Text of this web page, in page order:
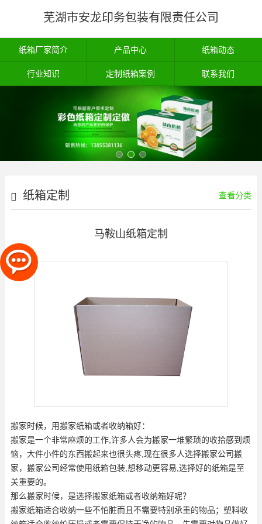
芜湖市安龙印务包装有限责任公司
纸箱厂家简介 产品中心 纸箱动态
行业知识 定制纸箱案例 联系我们
纸箱定制 查看分类
马鞍山纸箱定制
搬家时候，用搬家纸箱或者收纳箱好：
搬家是一个非常麻烦的工作,许多人会为搬家一堆繁琐的收拾感到烦
恼，大件小件的东西搬起来也很头疼,现在很多人选择搬家公司搬
家，搬家公司经常使用纸箱包装,想移动更容易,选择好的纸箱是至
关重要的。
那么搬家时候，是选择搬家纸箱或者收纳箱好呢？
搬家纸箱适合收纳一些不怕脏而且不需要特别承重的物品；塑料收